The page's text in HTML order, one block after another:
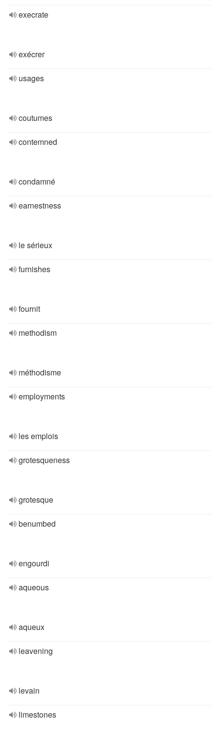
execrate
exécrer
usages
coutumes
contemned
condamné
earnestness
le sérieux
furnishes
fournit
methodism
méthodisme
employments
les emplois
grotesqueness
grotesque
benumbed
engourdi
aqueous
aqueux
leavening
levain
limestones